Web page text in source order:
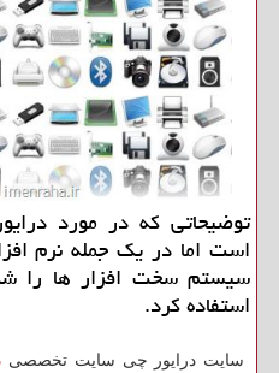
توضیحاتی كه در مورد
است اما در یك جمله نرم
سیستم سخت افزار ها را
استفاده كرد.
سایت درایور چی سایت تخصصی